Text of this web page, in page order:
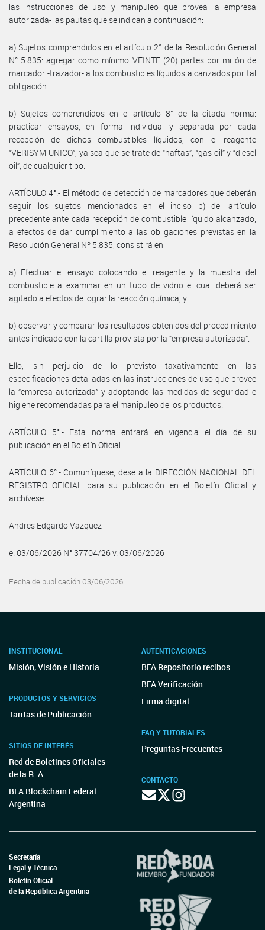
las instrucciones de uso y manipuleo que provea la empresa
autorizada- las pautas que se indican a continuación:
a) Sujetos comprendidos en el artículo 2° de la Resolución General
N° 5.835: agregar como mínimo VEINTE (20) partes por millón de
marcador -trazador- a los combustibles líquidos alcanzados por tal
obligación.
b) Sujetos comprendidos en el artículo 8° de la citada norma:
practicar ensayos, en forma individual y separada por cada
recepción de dichos combustibles líquidos, con el reagente
“VERISYM UNICO”, ya sea que se trate de “naftas”, “gas oil” y “diesel
oil”, de cualquier tipo.
ARTÍCULO 4°.- El método de detección de marcadores que deberán
seguir los sujetos mencionados en el inciso b) del artículo
precedente ante cada recepción de combustible líquido alcanzado,
a efectos de dar cumplimiento a las obligaciones previstas en la
Resolución General Nº 5.835, consistirá en:
a) Efectuar el ensayo colocando el reagente y la muestra del
combustible a examinar en un tubo de vidrio el cual deberá ser
agitado a efectos de lograr la reacción química, y
b) observar y comparar los resultados obtenidos del procedimiento
antes indicado con la cartilla provista por la “empresa autorizada”.
Ello, sin perjuicio de lo previsto taxativamente en las
especificaciones detalladas en las instrucciones de uso que provee
la “empresa autorizada” y adoptando las medidas de seguridad e
higiene recomendadas para el manipuleo de los productos.
ARTÍCULO 5°.- Esta norma entrará en vigencia el día de su
publicación en el Boletín Oficial.
ARTÍCULO 6°.- Comuníquese, dese a la DIRECCIÓN NACIONAL DEL
REGISTRO OFICIAL para su publicación en el Boletín Oficial y
archívese.
Andres Edgardo Vazquez
e. 03/06/2026 N° 37704/26 v. 03/06/2026
Fecha de publicación 03/06/2026
INSTITUCIONAL
Misión, Visión e Historia
PRODUCTOS Y SERVICIOS
Tarifas de Publicación
SITIOS DE INTERÉS
Red de Boletines Oficiales
de la R. A.
BFA Blockchain Federal
Argentina
AUTENTICACIONES
BFA Repositorio recibos
BFA Verificación
Firma digital
FAQ Y TUTORIALES
Preguntas Frecuentes
CONTACTO
Secretaría
Legal y Técnica
Boletín Oficial
de la República Argentina